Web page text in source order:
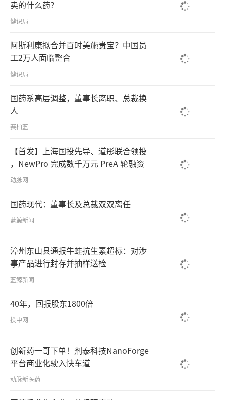
卖的什么药？
健识局
阿斯利康拟合并百时美施贵宝？中国员
工2万人面临整合
健识局
国药系高层调整，董事长离职、总裁换
人
赛柏蓝
【首发】上海国投先导、道彤联合领投
，NewPro 完成数千万元 PreA 轮融资
动脉网
国药现代：董事长及总裁双双离任
蓝鲸新闻
漳州东山县通报牛蛙抗生素超标：对涉
事产品进行封存并抽样送检
蓝鲸新闻
40年，回报股东1800倍
投中网
创新药一哥下单！剂泰科技NanoForge
平台商业化驶入快车道
动脉新医药